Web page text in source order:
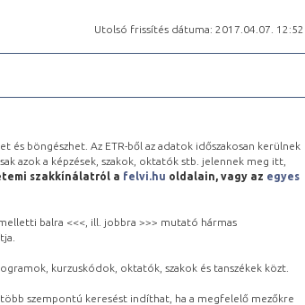
Utolsó frissítés dátuma: 2017.04.07. 12:52
böngészhet. Az ETR-ből az adatok időszakosan kerülnek
azok a képzések, szakok, oktatók stb. jelennek meg itt,
szakkínálatról a felvi.hu oldalain, vagy az egyes
balra <<<, ill. jobbra >>> mutató hármas
kurzuskódok, oktatók, szakok és tanszékek közt.
szempontú keresést indíthat, ha a megfelelő mezőkre